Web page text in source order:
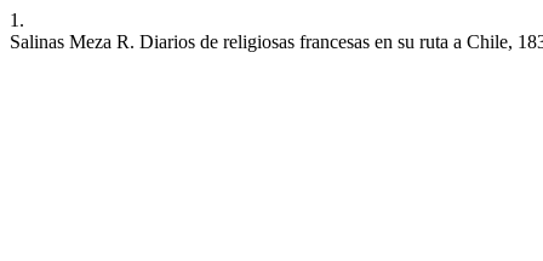
1.
Salinas Meza R. Diarios de religiosas francesas en su ruta a Chile,